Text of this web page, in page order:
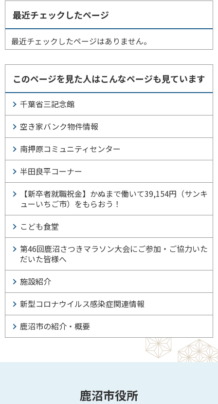
最近チェックしたページ
最近チェックしたページはありません。
このページを見た人はこんなページも見ています
千葉省三記念館
空き家バンク物件情報
南押原コミュニティセンター
半田良平コーナー
【新卒者就職祝金】かぬまで働いて39,154円（サンキ
ューいちご市）をもらおう！
こども食堂
第46回鹿沼さつきマラソン大会にご参加・ご協力いた
だいた皆様へ
施設紹介
新型コロナウイルス感染症関連情報
鹿沼市の紹介・概要
鹿沼市役所